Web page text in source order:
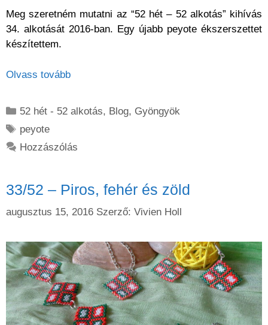
Meg szeretném mutatni az “52 hét – 52 alkotás” kihívás
34. alkotását 2016-ban. Egy újabb peyote ékszerszettet
készítettem.
Olvass tovább
Kategória
52 hét - 52 alkotás, Blog, Gyöngyök
Címkék
peyote
Hozzászólás
33/52 – Piros, fehér és zöld
augusztus 15, 2016 Szerző: Vivien Holl